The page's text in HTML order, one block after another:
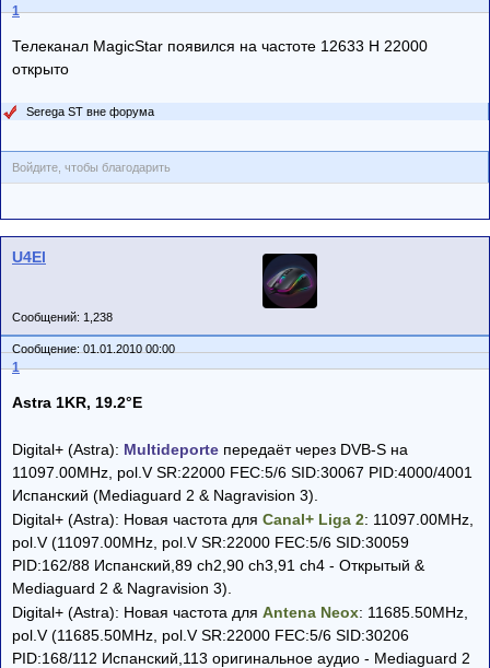
1
Телеканал MagicStar появился на частоте 12633 Н 22000
открыто
Serega ST вне форума
Войдите, чтобы благодарить
U4El
Сообщений: 1,238
Сообщение: 01.01.2010 00:00
1
Astra 1KR, 19.2°E
Digital+ (Astra): Multideporte передаёт через DVB-S на
11097.00MHz, pol.V SR:22000 FEC:5/6 SID:30067 PID:4000/4001
Испанский (Mediaguard 2 & Nagravision 3).
Digital+ (Astra): Новая частота для Canal+ Liga 2: 11097.00MHz,
pol.V (11097.00MHz, pol.V SR:22000 FEC:5/6 SID:30059
PID:162/88 Испанский,89 ch2,90 ch3,91 ch4 - Открытый &
Mediaguard 2 & Nagravision 3).
Digital+ (Astra): Новая частота для Antena Neox: 11685.50MHz,
pol.V (11685.50MHz, pol.V SR:22000 FEC:5/6 SID:30206
PID:168/112 Испанский,113 оригинальное аудио - Mediaguard 2